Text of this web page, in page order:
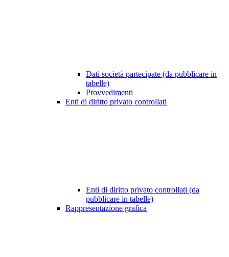
Dati società partecipate (da pubblicare in
tabelle)
Provvedimenti
Enti di diritto privato controllati
Enti di diritto privato controllati (da
pubblicare in tabelle)
Rappresentazione grafica